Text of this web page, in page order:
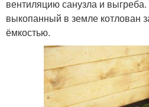
вентиляцию санузла и выгреба.
выкопанный в земле котлован
ёмкостью.